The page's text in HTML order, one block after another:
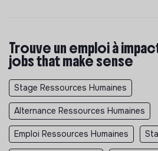
Trouve un emploi à
jobs that make sense
Stage Ressources Humaines
Alternance Ressources Humaines
Emploi Ressources Humaines